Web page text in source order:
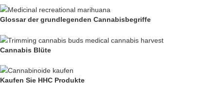
Glossar der grundlegenden Cannabisbegriffe
Cannabis Blüte
Kaufen Sie HHC Produkte